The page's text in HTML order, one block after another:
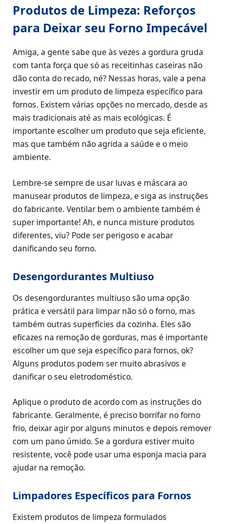
Produtos de Limpeza: Reforços
para Deixar seu Forno Impecável
Amiga, a gente sabe que às vezes a gordura gruda
com tanta força que só as receitinhas caseiras não
dão conta do recado, né? Nessas horas, vale a pena
investir em um produto de limpeza específico para
fornos. Existem várias opções no mercado, desde as
mais tradicionais até as mais ecológicas. É
importante escolher um produto que seja eficiente,
mas que também não agrida a saúde e o meio
ambiente.
Lembre-se sempre de usar luvas e máscara ao
manusear produtos de limpeza, e siga as instruções
do fabricante. Ventilar bem o ambiente também é
super importante! Ah, e nunca misture produtos
diferentes, viu? Pode ser perigoso e acabar
danificando seu forno.
Desengordurantes Multiuso
Os desengordurantes multiuso são uma opção
prática e versátil para limpar não só o forno, mas
também outras superfícies da cozinha. Eles são
eficazes na remoção de gorduras, mas é importante
escolher um que seja específico para fornos, ok?
Alguns produtos podem ser muito abrasivos e
danificar o seu eletrodoméstico.
Aplique o produto de acordo com as instruções do
fabricante. Geralmente, é preciso borrifar no forno
frio, deixar agir por alguns minutos e depois remover
com um pano úmido. Se a gordura estiver muito
resistente, você pode usar uma esponja macia para
ajudar na remoção.
Limpadores Específicos para Fornos
Existem produtos de limpeza formulados